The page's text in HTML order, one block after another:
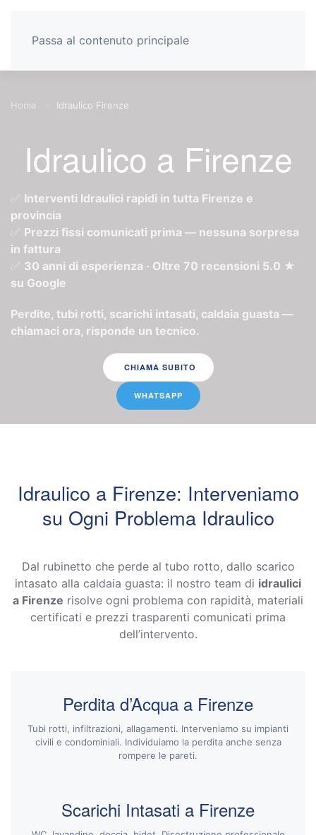
Passa al contenuto principale
Home Idraulico Firenze
Idraulico a Firenze
✅ Interventi Idraulici rapidi in tutta Firenze e
provincia
✅ Prezzi fissi comunicati prima — nessuna sorpresa
in fattura
✅ 30 anni di esperienza · Oltre 70 recensioni 5.0 ★
su Google
Perdite, tubi rotti, scarichi intasati, caldaia guasta —
chiamaci ora, risponde un tecnico.
CHIAMA SUBITO
WHATSAPP
Idraulico a Firenze: Interveniamo
su Ogni Problema Idraulico
Dal rubinetto che perde al tubo rotto, dallo scarico
intasato alla caldaia guasta: il nostro team di idraulici
a Firenze risolve ogni problema con rapidità, materiali
certificati e prezzi trasparenti comunicati prima
dell’intervento.
Perdita d’Acqua a Firenze
Tubi rotti, infiltrazioni, allagamenti. Interveniamo su impianti
civili e condominiali. Individuiamo la perdita anche senza
rompere le pareti.
Scarichi Intasati a Firenze